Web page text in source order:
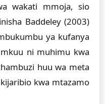
wakati mmoja, sio
Baddeley (2003)
ya kufanya
ni muhimu kwa
huu wa meta
kwa mtazamo